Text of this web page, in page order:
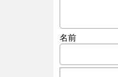
名前